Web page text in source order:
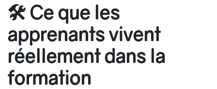
🛠️ Ce que les
apprenants vivent
réellement dans la
formation